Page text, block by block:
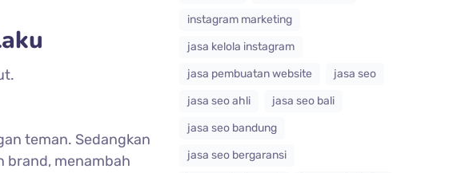
teman. Sedangkan
brand, menambah
instagram marketing
jasa kelola instagram
jasa pembuatan website
jasa seo
jasa seo ahli
jasa seo bali
jasa seo bandung
jasa seo bergaransi